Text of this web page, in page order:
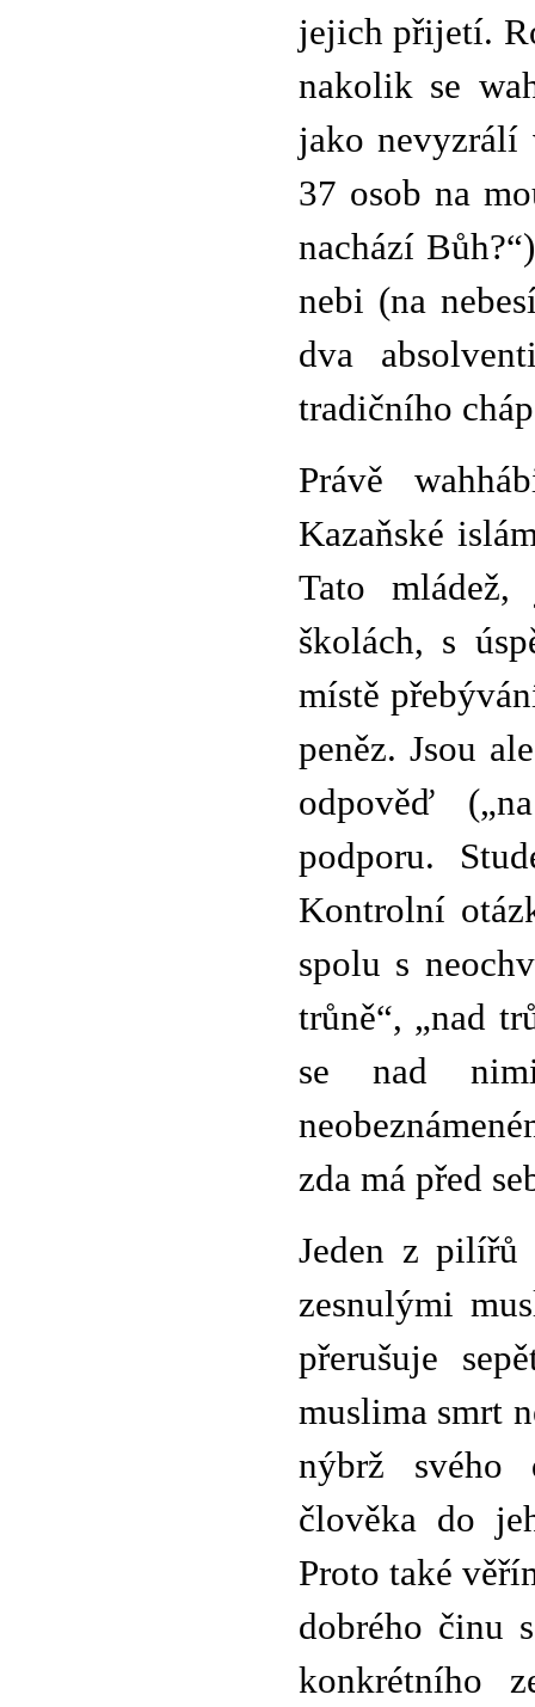
jejich přijetí.
nakolik se
jako nevyzrálí
37 osob na
nachází
nebi (na
dva
tradičního
Právě
Kazaňské
Tato mládež,
školách, s
místě
peněz. Jsou
odpověď
podporu.
Kontrolní
spolu s
trůně“, „nad
se nad
zda má před
Jeden z pilířů
zesnulými
přerušuje
muslima smrt
nýbrž svého
člověka do
Proto také
dobrého činu
konkrétního